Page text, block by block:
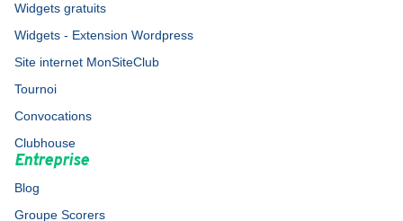
Widgets gratuits
Widgets - Extension Wordpress
Site internet MonSiteClub
Tournoi
Convocations
Clubhouse
Entreprise
Blog
Groupe Scorers